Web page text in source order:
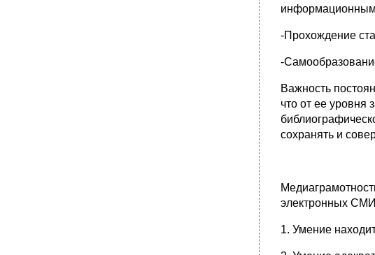
-Прохождение
-
Важность
что от ее уровня
сохранять и
электронных
1. Умение